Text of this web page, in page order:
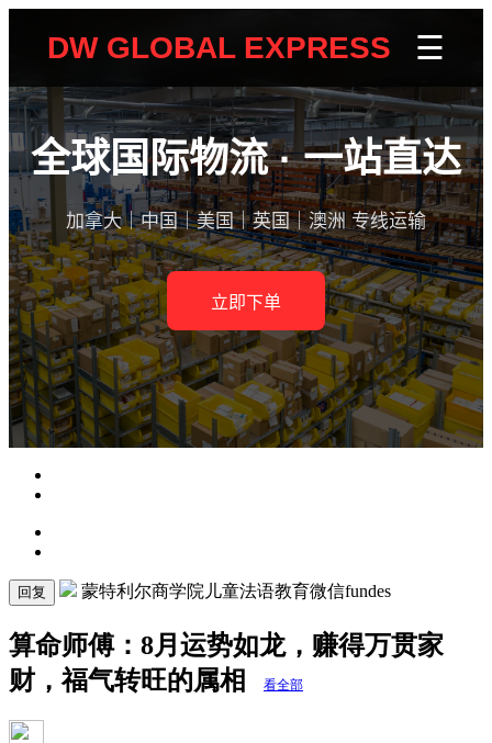
回复 蒙特利尔商学院儿童法语教育微信fundes
算命师傅：8月运势如龙，赚得万贯家
财，福气转旺的属相
看全部